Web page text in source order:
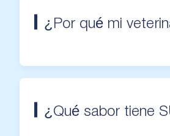
¿Por qué mi
¿Qué sabor tiene